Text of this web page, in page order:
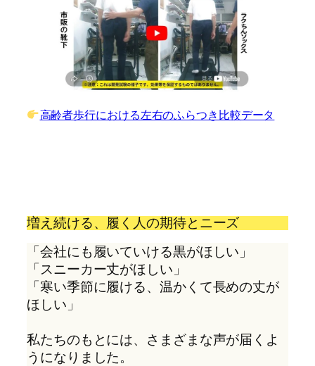
高齢者歩行における左右のふらつき比較データ
増え続ける、履く人の期待とニーズ
「会社にも履いていける黒がほしい」
「スニーカー丈がほしい」
「寒い季節に履ける、温かくて長めの丈が
ほしい」
私たちのもとには、さまざまな声が届くよ
うになりました。